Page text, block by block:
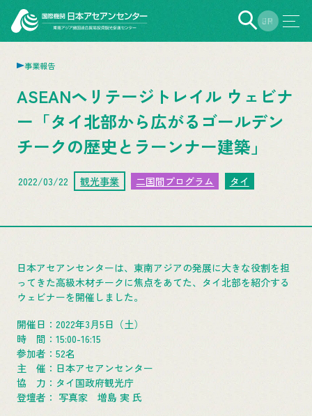
EN
JP
事業報告
ASEANヘリテージトレイル ウェビナ
ー「タイ北部から広がるゴールデン
チークの歴史とラーンナー建築」
2022/03/22 観光事業 二国間プログラム タイ
日本アセアンセンターは、東南アジアの発展に大きな役割を担
ってきた高級木材チークに焦点をあてた、タイ北部を紹介する
ウェビナーを開催しました。
開催日：2022年3月5日（土）
時 間：15:00-16:15
参加者：52名
主 催：日本アセアンセンター
協 力：タイ国政府観光庁
登壇者： 写真家 増島 実 氏